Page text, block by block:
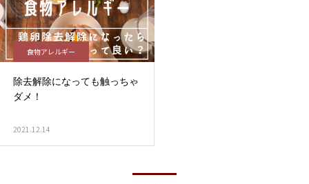
食物アレルギー
除去解除になっても触っちゃ
ダメ！
2021.12.14